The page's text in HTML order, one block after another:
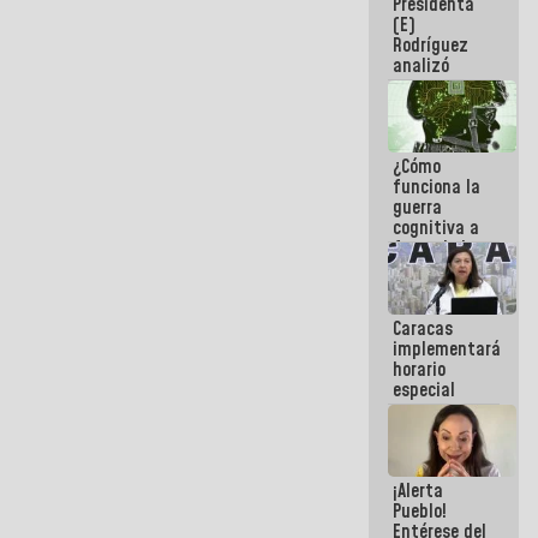
sabemos si
la semana
que viene
hay
programa
(E)
Rodríguez
analizó
junto a
gobernadores
planes de
recuperación
del Sistema
Eléctrico
Nacional
¿Cómo
funciona la
guerra
cognitiva a
favor de la
narrativa
hegemónica?
(1)
Caracas
implementará
horario
especial
para
adaptarse
al plan de
ahorro
energético
¡Alerta
Pueblo!
Entérese del